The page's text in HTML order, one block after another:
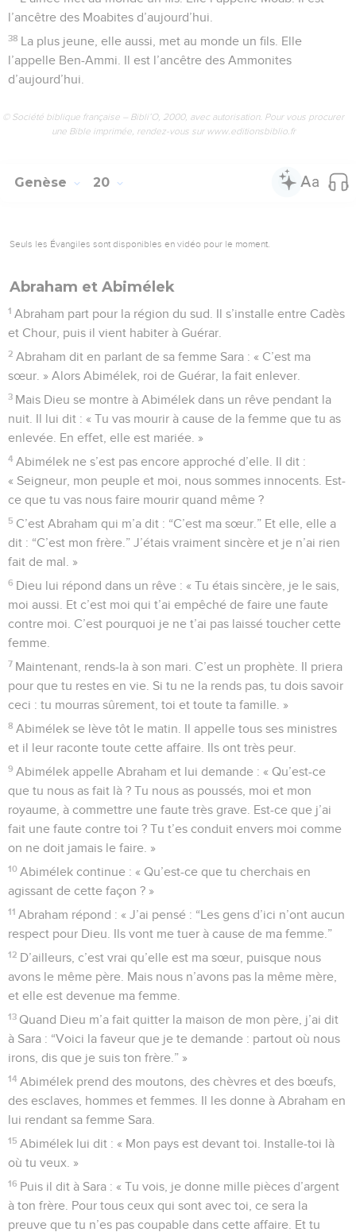
l’ancêtre des Moabites d’aujourd’hui.
38 La plus jeune, elle aussi, met au monde un fils. Elle
l’appelle Ben-Ammi. Il est l’ancêtre des Ammonites
d’aujourd’hui.
© Société biblique française – Bibli’O, 2000, avec autorisation. Pour vous procurer
une Bible imprimée, rendez-vous sur www.editionsbiblio.fr
Genèse 20
Seuls les Évangiles sont disponibles en vidéo pour le moment.
Abraham et Abimélek
1 Abraham part pour la région du sud. Il s’installe entre Cadès
et Chour, puis il vient habiter à Guérar.
2 Abraham dit en parlant de sa femme Sara : « C’est ma
sœur. » Alors Abimélek, roi de Guérar, la fait enlever.
3 Mais Dieu se montre à Abimélek dans un rêve pendant la
nuit. Il lui dit : « Tu vas mourir à cause de la femme que tu as
enlevée. En effet, elle est mariée. »
4 Abimélek ne s’est pas encore approché d’elle. Il dit :
« Seigneur, mon peuple et moi, nous sommes innocents. Est-
ce que tu vas nous faire mourir quand même ?
5 C’est Abraham qui m’a dit : “C’est ma sœur.” Et elle, elle a
dit : “C’est mon frère.” J’étais vraiment sincère et je n’ai rien
fait de mal. »
6 Dieu lui répond dans un rêve : « Tu étais sincère, je le sais,
moi aussi. Et c’est moi qui t’ai empêché de faire une faute
contre moi. C’est pourquoi je ne t’ai pas laissé toucher cette
femme.
7 Maintenant, rends-la à son mari. C’est un prophète. Il priera
pour que tu restes en vie. Si tu ne la rends pas, tu dois savoir
ceci : tu mourras sûrement, toi et toute ta famille. »
8 Abimélek se lève tôt le matin. Il appelle tous ses ministres
et il leur raconte toute cette affaire. Ils ont très peur.
9 Abimélek appelle Abraham et lui demande : « Qu’est-ce
que tu nous as fait là ? Tu nous as poussés, moi et mon
royaume, à commettre une faute très grave. Est-ce que j’ai
fait une faute contre toi ? Tu t’es conduit envers moi comme
on ne doit jamais le faire. »
10 Abimélek continue : « Qu’est-ce que tu cherchais en
agissant de cette façon ? »
11 Abraham répond : « J’ai pensé : “Les gens d’ici n’ont aucun
respect pour Dieu. Ils vont me tuer à cause de ma femme.”
12 D’ailleurs, c’est vrai qu’elle est ma sœur, puisque nous
avons le même père. Mais nous n’avons pas la même mère,
et elle est devenue ma femme.
13 Quand Dieu m’a fait quitter la maison de mon père, j’ai dit
à Sara : “Voici la faveur que je te demande : partout où nous
irons, dis que je suis ton frère.” »
14 Abimélek prend des moutons, des chèvres et des bœufs,
des esclaves, hommes et femmes. Il les donne à Abraham en
lui rendant sa femme Sara.
15 Abimélek lui dit : « Mon pays est devant toi. Installe-toi là
où tu veux. »
16 Puis il dit à Sara : « Tu vois, je donne mille pièces d’argent
à ton frère. Pour tous ceux qui sont avec toi, ce sera la
preuve que tu n’es pas coupable dans cette affaire. Et tu